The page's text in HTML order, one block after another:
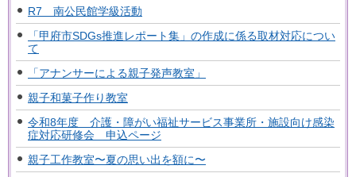
R7 南公民館学級活動
「甲府市SDGs推進レポート集」の作成に係る取材対応につい
て
「アナンサーによる親子発声教室」
親子和菓子作り教室
令和8年度 介護・障がい福祉サービス事業所・施設向け感染
症対応研修会 申込ページ
親子工作教室〜夏の思い出を額に〜